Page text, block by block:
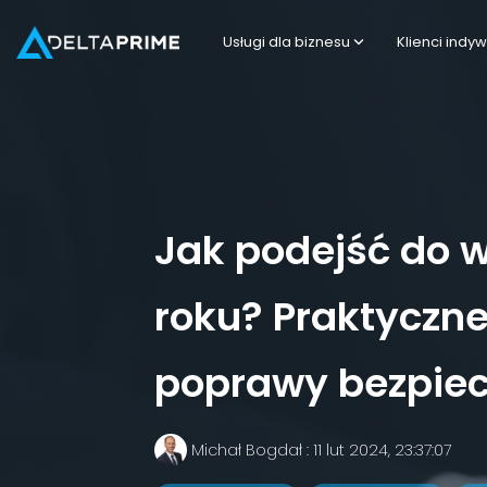
Usługi dla biznesu Klienci
Jak podejść do
roku?
poprawy
Michał Bogdał : 11 lut 2024, 23:37:07